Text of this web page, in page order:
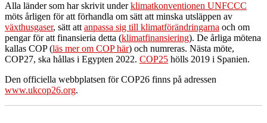
Alla länder som har skrivit underklimatkonventionen UNFCCC
möts årligen för att förhandla om sätt att minska utsläppen av
växthusgaser, sätt attanpassa sig till klimatförändringarna och om
pengar för att finansieria detta (klimatfinansiering). De årliga mötena
kallas COP (läs mer om COP här) och numreras. Nästa möte,
COP27, ska hållas i Egypten 2022. COP25 hölls 2019 i Spanien.
Den officiella webbplatsen för COP26 finns på adressen
www.ukcop26.org.